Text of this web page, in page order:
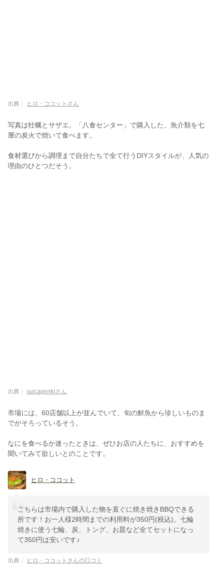
出典： ヒロ・ココットさん
写真は牡蠣とサザエ。「八食センター」で購入した、魚介類を七
厘の炭火で焼いて食べます。
食材選びから調理まで自分たちで全て行うDIYスタイルが、人気の
理由のひとつだそう。
出典： suicagenkiさん
市場には、60店舗以上が並んでいて、旬の鮮魚から珍しいものま
でがそろっているそう。
なにを食べるか迷ったときは、ぜひお店の人たちに、おすすめを
聞いてみて欲しいとのことです。
ヒロ・ココット
こちらは市場内で購入した物を直ぐに焼き焼きBBQできる
所です！お一人様2時間までの利用料が350円(税込)。七輪
焼きに使う七輪、炭、トング、お皿など全てセットになっ
て350円は安いです♪
出典： ヒロ・ココットさんの口コミ